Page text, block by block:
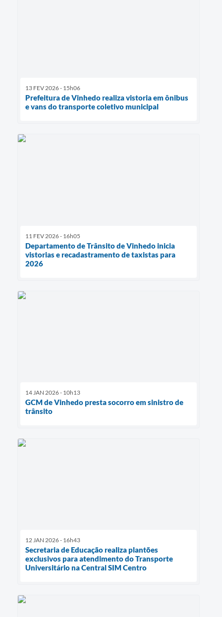
13 FEV 2026 - 15h06
Prefeitura de Vinhedo realiza vistoria em ônibus
e vans do transporte coletivo municipal
11 FEV 2026 - 16h05
Departamento de Trânsito de Vinhedo inicia
vistorias e recadastramento de taxistas para
2026
14 JAN 2026 - 10h13
GCM de Vinhedo presta socorro em sinistro de
trânsito
12 JAN 2026 - 16h43
Secretaria de Educação realiza plantões
exclusivos para atendimento do Transporte
Universitário na Central SIM Centro